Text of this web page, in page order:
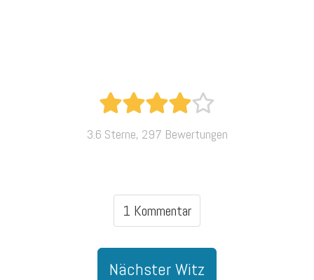
3.6 Sterne, 297 Bewertungen
1 Kommentar
Nächster Witz